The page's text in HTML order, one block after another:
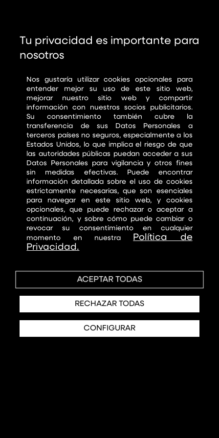
para Profesionales de la
Salud.
Tu privacidad es importante para
nosotros
Nos gustaría utilizar cookies opcionales para
entender mejor su uso de este sitio web,
mejorar nuestro sitio web y compartir
información con nuestros socios publicitarios.
Su consentimiento también cubre la
transferencia de sus Datos Personales a
terceros países no seguros, especialmente a los
Estados Unidos, lo que implica el riesgo de que
las autoridades públicas puedan acceder a sus
Datos Personales para vigilancia y otros fines
sin medidas efectivas. Puede encontrar
información detallada sobre el uso de cookies
estrictamente necesarias, que son esenciales
para navegar en este sitio web, y cookies
opcionales, que puede rechazar o aceptar a
continuación, y sobre cómo puede cambiar o
revocar su consentimiento en cualquier
momento en nuestra
Política de
Privacidad.
ACEPTAR TODAS
RECHAZAR TODAS
CONFIGURAR